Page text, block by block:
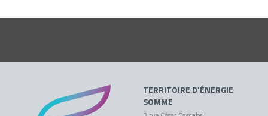
TERRITOIRE D'ÉNERGIE
SOMME